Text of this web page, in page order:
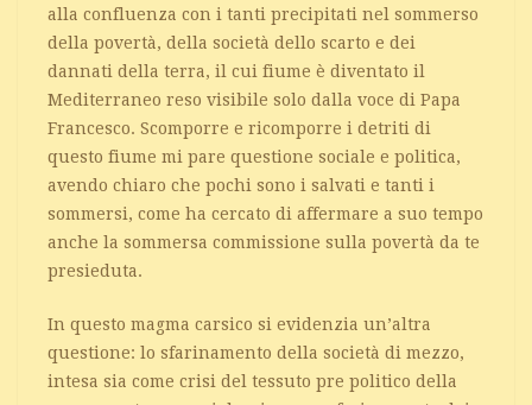
alla confluenza con i tanti precipitati nel sommerso
della povertà, della società dello scarto e dei
dannati della terra, il cui fiume è diventato il
Mediterraneo reso visibile solo dalla voce di Papa
Francesco. Scomporre e ricomporre i detriti di
questo fiume mi pare questione sociale e politica,
avendo chiaro che pochi sono i salvati e tanti i
sommersi, come ha cercato di affermare a suo tempo
anche la sommersa commissione sulla povertà da te
presieduta.
In questo magma carsico si evidenzia un’altra
questione: lo sfarinamento della società di mezzo,
intesa sia come crisi del tessuto pre politico della